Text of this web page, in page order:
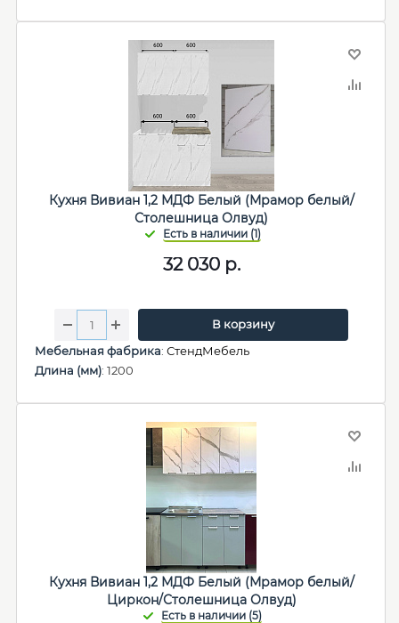
Кухня Вивиан 1,2 МДФ Белый (Мрамор белый/
Столешница Олвуд)
32 030р.
В корзину
Мебельная фабрика: СтендМебель
Длина (мм): 1200
Кухня Вивиан 1,2 МДФ Белый (Мрамор белый/
Циркон/Столешница Олвуд)